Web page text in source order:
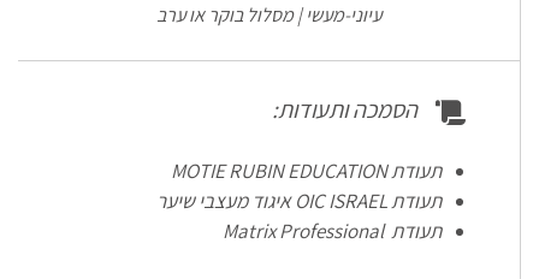
עיוני-מעשי | מסלול בוקר או ערב
הסמכה ותעודות:
תעודת MOTIE RUBIN EDUCATION
תעודת OIC ISRAEL איגוד מעצבי שיער
תעודת Matrix Professional